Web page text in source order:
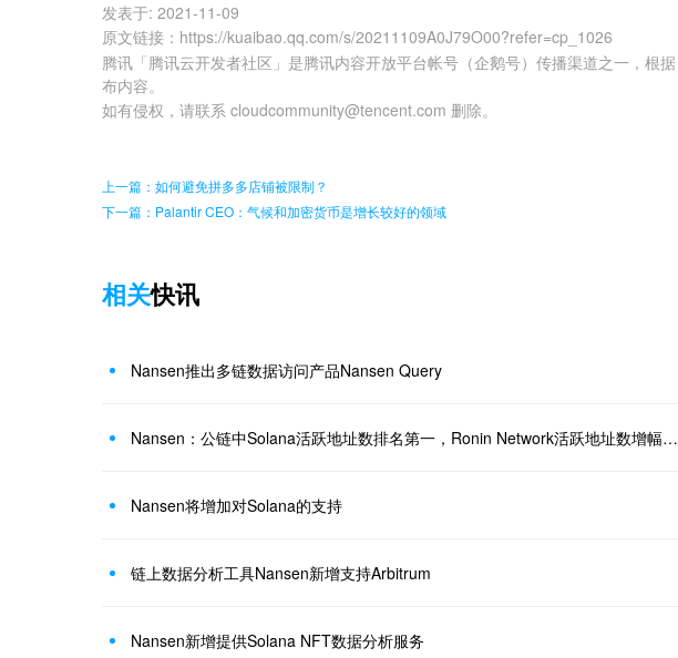
发表于: 2021-11-09
原文链接 ： https://kuaibao.qq.com/s/20211109A0J79O00?refer=cp_1026
腾讯「腾讯云开发者社区」是腾讯内容开放平台帐号（企鹅号）传播渠道之一，根据
布内容。
如有侵权，请联系 cloudcommunity@tencent.com 删除。
上一篇：如何避免拼多多店铺被限制？
下一篇：Palantir CEO：气候和加密货币是增长较好的领域
相关快讯
Nansen推出多链数据访问产品Nansen Query
Nansen：公链中Solana活跃地址数排名第一，Ronin Network活跃地址数增幅最大
Nansen将增加对Solana的支持
链上数据分析工具Nansen新增支持Arbitrum
Nansen新增提供Solana NFT数据分析服务